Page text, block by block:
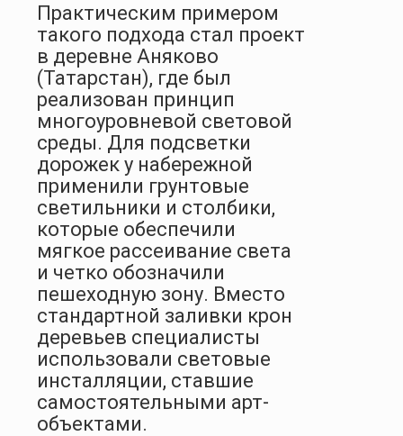
Практическим примером
такого подхода стал проект
в деревне Аняково
(Татарстан), где был
реализован принцип
многоуровневой световой
среды. Для подсветки
дорожек у набережной
применили грунтовые
светильники и столбики,
которые обеспечили
мягкое рассеивание света
и четко обозначили
пешеходную зону. Вместо
стандартной заливки крон
деревьев специалисты
использовали световые
инсталляции, ставшие
самостоятельными арт-
объектами.